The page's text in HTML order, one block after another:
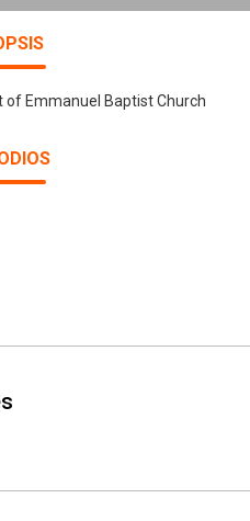
of Emmanuel Baptist Church